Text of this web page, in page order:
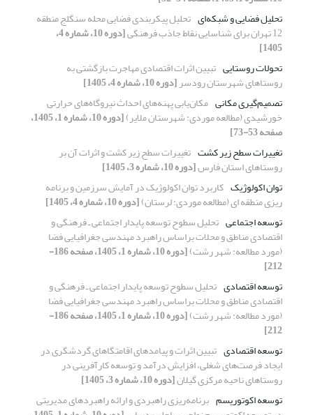
تحلیل فضایی و شبکه‌ای تحلیل پیکربندی فضایی محله سنگلج منطقه
12 تهران برای شناسایی نقاط جاذب فرهنگی [دوره 10، شماره 4،
1405]
تحولات روستایی تبیین اثرات اقتصادی مهاجرت بازگشتی به
روستاهای شهرستان رودسر[دوره 10، شماره 4، 1405]
تصمیم‌گیری مکانی مکان‌یابی پهنه‌های احداث نیروگاه‌های حرارتی
خورشیدی (مطالعه موردی: شهرستان ملایر) [دوره 10، شماره 1، 1405،
صفحه 53-73]
تغییرات سطح زیر کشت تغییرات سطح زیر کشت و اثرات آن بر
روستاهای استان فارس[دوره 10، شماره 3، 1405]
توان اکولوژیک کاربرد توان اکولوژیک در آمایش سرزمین و برنامه
ریزی منطقه ای (مطالعه موردی: لرستان)[دوره 10، شماره 4، 1405]
توسعه اجتماعی تحلیل سطوح توسعه پایدار اجتماعی ـ فرهنگی و
اقتصادی مناطق و محلات براساس راهبرد مهندسی جغرافیایی فضا
(مورد مطالعه: شهر رشت) [دوره 10، شماره 1، 1405، صفحه 186-
212]
توسعه اقتصادی تحلیل سطوح توسعه پایدار اجتماعی ـ فرهنگی و
اقتصادی مناطق و محلات براساس راهبرد مهندسی جغرافیایی فضا
(مورد مطالعه: شهر رشت) [دوره 10، شماره 1، 1405، صفحه 186-
212]
توسعه اقتصادی تبیین اثرات و پیامدهای اقامتگاهای گردشگری در
ایجاد فرصت‌های شغلی، افزایش درآمد و توسعه کارآفرینی در
روستاهای ناحیه مرکزی گیلان[دوره 10، شماره 3، 1405]
توسعه اکوتوریسم برنامه‌ریزی راهبردی و ارائه راهبردهای مدیریتی